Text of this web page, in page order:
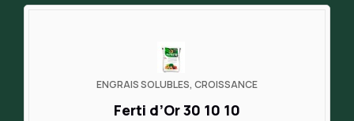
ENGRAIS SOLUBLES, CROISSANCE
Ferti d’Or 30 10 10